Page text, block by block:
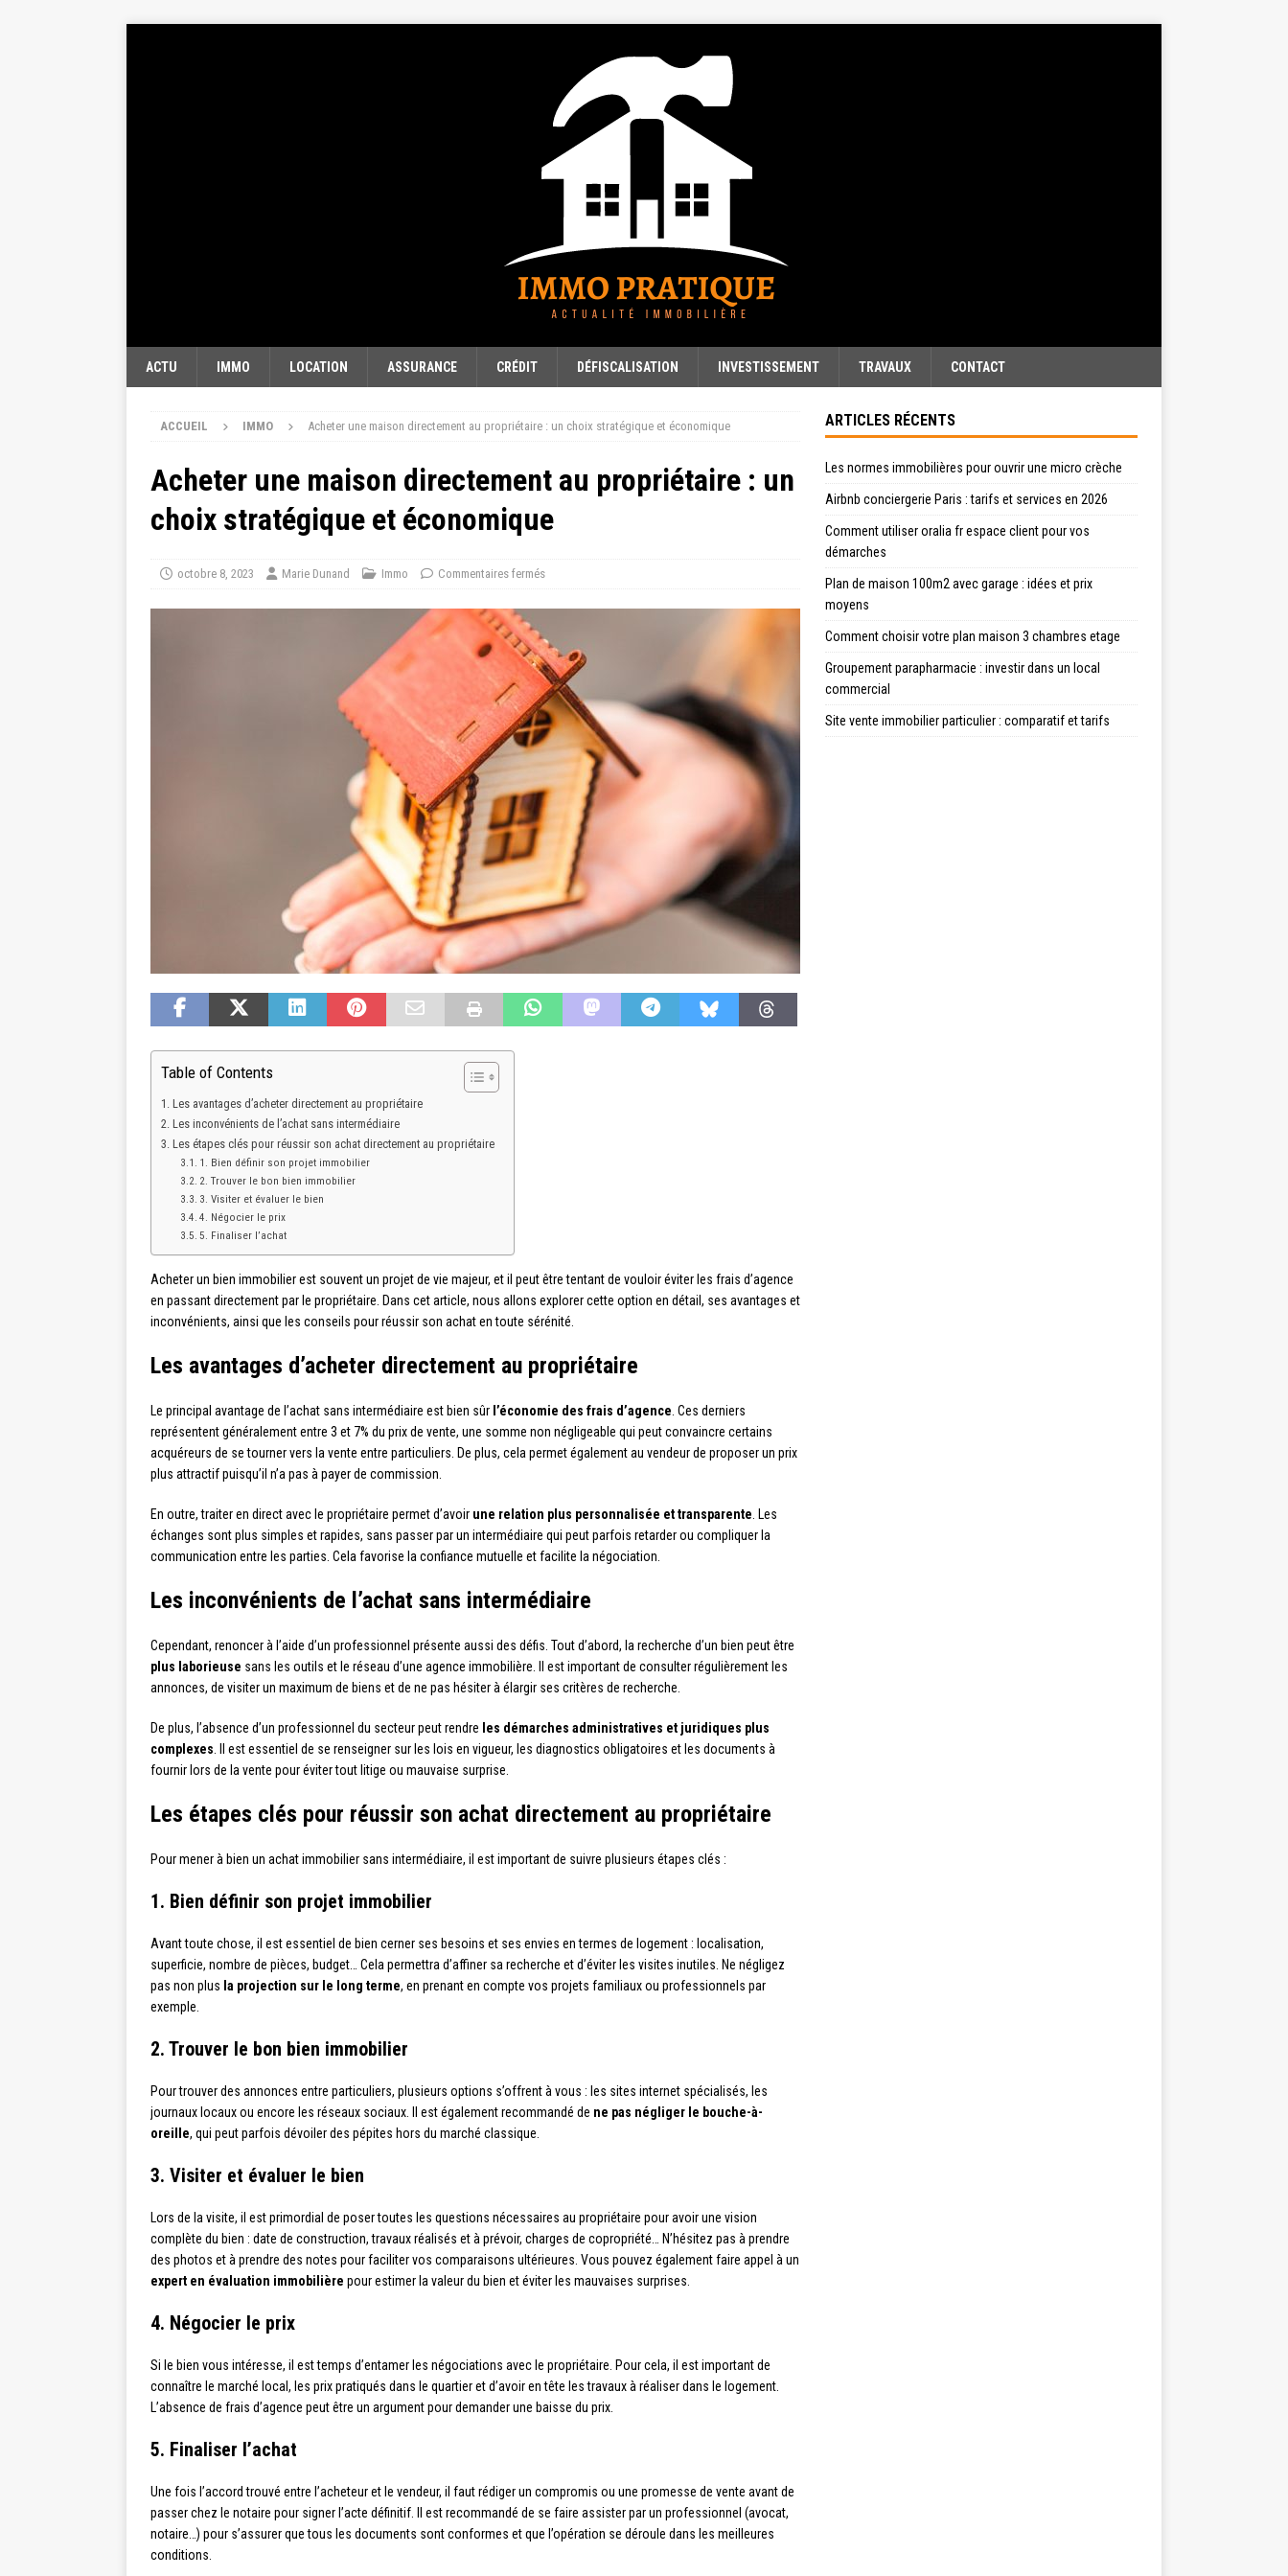
ACTU IMMO LOCATION ASSURANCE CRÉDIT DÉFISCALISATION INVESTISSEMENT TRAVAUX CONTACT
ACCUEIL IMMO Acheter une maison directement au propriétaire : un choix stratégique et économique
Acheter une maison directement au propriétaire : un
choix stratégique et économique
octobre 8, 2023 Marie Dunand Immo Commentaires fermés
Table of Contents
Les avantages d’acheter directement au propriétaire
Les inconvénients de l’achat sans intermédiaire
Les étapes clés pour réussir son achat directement au propriétaire
1. Bien définir son projet immobilier
2. Trouver le bon bien immobilier
3. Visiter et évaluer le bien
4. Négocier le prix
5. Finaliser l’achat
Acheter un bien immobilier est souvent un projet de vie majeur, et il peut être tentant de vouloir éviter les frais d’agence
en passant directement par le propriétaire. Dans cet article, nous allons explorer cette option en détail, ses avantages et
inconvénients, ainsi que les conseils pour réussir son achat en toute sérénité.
Les avantages d’acheter directement au propriétaire
Le principal avantage de l’achat sans intermédiaire est bien sûr l’économie des frais d’agence . Ces derniers
représentent généralement entre 3 et 7% du prix de vente, une somme non négligeable qui peut convaincre certains
acquéreurs de se tourner vers la vente entre particuliers. De plus, cela permet également au vendeur de proposer un prix
plus attractif puisqu’il n’a pas à payer de commission.
En outre, traiter en direct avec le propriétaire permet d’avoir une relation plus personnalisée et transparente . Les
échanges sont plus simples et rapides, sans passer par un intermédiaire qui peut parfois retarder ou compliquer la
communication entre les parties. Cela favorise la confiance mutuelle et facilite la négociation.
Les inconvénients de l’achat sans intermédiaire
Cependant, renoncer à l’aide d’un professionnel présente aussi des défis. Tout d’abord, la recherche d’un bien peut être
plus laborieuse sans les outils et le réseau d’une agence immobilière. Il est important de consulter régulièrement les
annonces, de visiter un maximum de biens et de ne pas hésiter à élargir ses critères de recherche.
De plus, l’absence d’un professionnel du secteur peut rendre les démarches administratives et juridiques plus
complexes . Il est essentiel de se renseigner sur les lois en vigueur, les diagnostics obligatoires et les documents à
fournir lors de la vente pour éviter tout litige ou mauvaise surprise.
Les étapes clés pour réussir son achat directement au propriétaire
Pour mener à bien un achat immobilier sans intermédiaire, il est important de suivre plusieurs étapes clés :
1. Bien définir son projet immobilier
Avant toute chose, il est essentiel de bien cerner ses besoins et ses envies en termes de logement : localisation,
superficie, nombre de pièces, budget… Cela permettra d’affiner sa recherche et d’éviter les visites inutiles. Ne négligez
pas non plus la projection sur le long terme, en prenant en compte vos projets familiaux ou professionnels par
exemple.
2. Trouver le bon bien immobilier
Pour trouver des annonces entre particuliers, plusieurs options s’offrent à vous : les sites internet spécialisés, les
journaux locaux ou encore les réseaux sociaux. Il est également recommandé de ne pas négliger le bouche-à-
oreille, qui peut parfois dévoiler des pépites hors du marché classique.
3. Visiter et évaluer le bien
Lors de la visite, il est primordial de poser toutes les questions nécessaires au propriétaire pour avoir une vision
complète du bien : date de construction, travaux réalisés et à prévoir, charges de copropriété… N’hésitez pas à prendre
des photos et à prendre des notes pour faciliter vos comparaisons ultérieures. Vous pouvez également faire appel à un
expert en évaluation immobilière pour estimer la valeur du bien et éviter les mauvaises surprises.
4. Négocier le prix
Si le bien vous intéresse, il est temps d’entamer les négociations avec le propriétaire. Pour cela, il est important de
connaître le marché local, les prix pratiqués dans le quartier et d’avoir en tête les travaux à réaliser dans le logement.
L’absence de frais d’agence peut être un argument pour demander une baisse du prix.
5. Finaliser l’achat
Une fois l’accord trouvé entre l’acheteur et le vendeur, il faut rédiger un compromis ou une promesse de vente avant de
passer chez le notaire pour signer l’acte définitif. Il est recommandé de se faire assister par un professionnel (avocat,
notaire…) pour s’assurer que tous les documents sont conformes et que l’opération se déroule dans les meilleures
conditions.
ARTICLES RÉCENTS
Les normes immobilières pour ouvrir une micro crèche
Airbnb conciergerie Paris : tarifs et services en 2026
Comment utiliser oralia fr espace client pour vos
démarches
Plan de maison 100m2 avec garage : idées et prix
moyens
Comment choisir votre plan maison 3 chambres etage
Groupement parapharmacie : investir dans un local
commercial
Site vente immobilier particulier : comparatif et tarifs